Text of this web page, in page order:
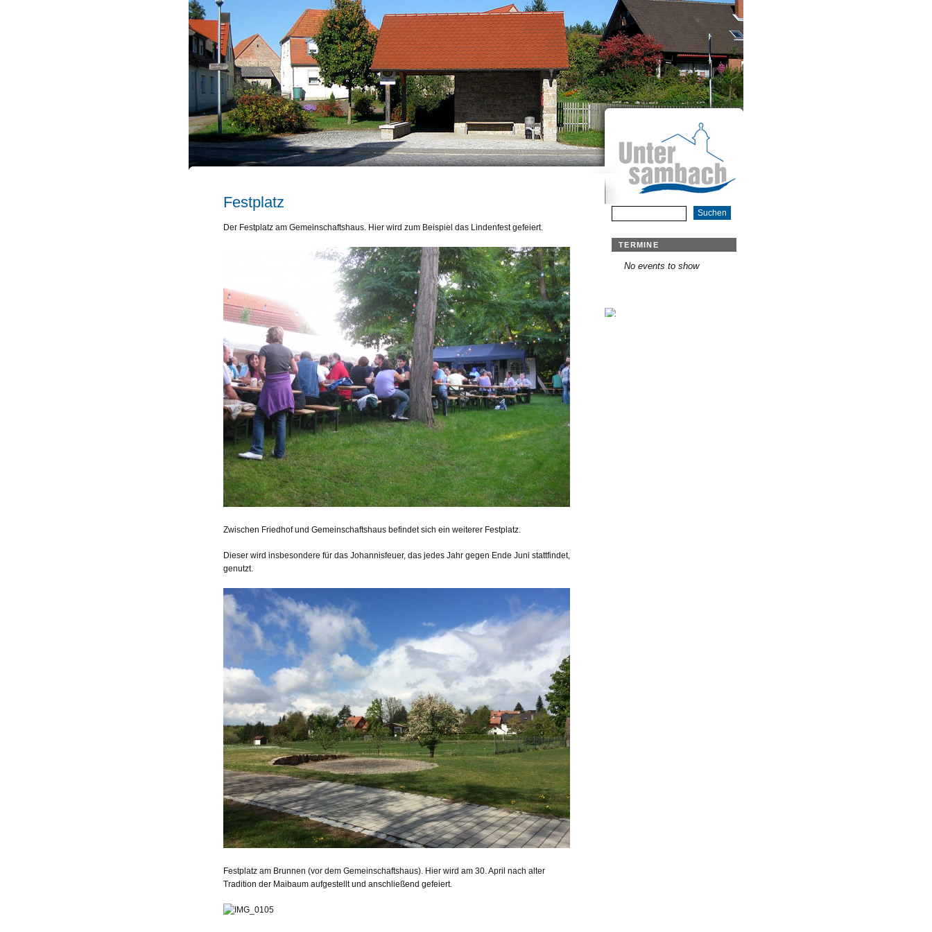
Festplatz
Der Festplatz am Gemeinschaftshaus. Hier wird zum Beispiel das Lindenfest gefeiert.
Zwischen Friedhof und Gemeinschaftshaus befindet sich ein weiterer Festplatz.
Dieser wird insbesondere für das Johannisfeuer, das jedes Jahr gegen Ende Juni stattfindet,
genutzt.
Festplatz am Brunnen (vor dem Gemeinschaftshaus). Hier wird am 30. April nach alter
Tradition der Maibaum aufgestellt und anschließend gefeiert.
TERMINE
No events to show